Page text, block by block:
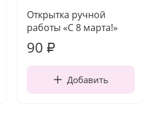
Открытка ручной
работы «С 8 марта!»
90 ₽
Добавить